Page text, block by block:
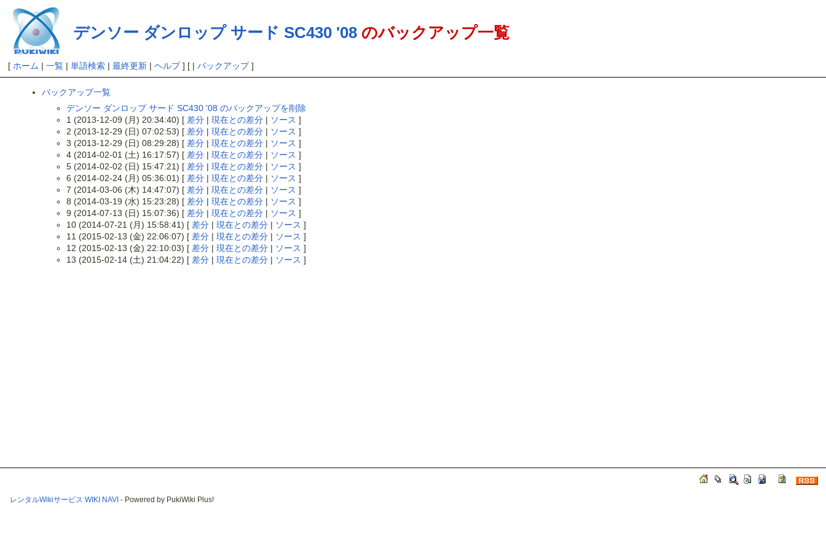
デンソー ダンロップ サード SC430 '08 のバックアップ一覧
[ ホーム |一覧 |単語検索 |最終更新 |ヘルプ] [ |バックアップ]
バックアップ一覧
デンソー ダンロップ サード SC430 '08 のバックアップを削除
1 (2013-12-09 (月) 20:34:40) [ 差分 | 現在との差分 | ソース ]
2 (2013-12-29 (日) 07:02:53) [ 差分 | 現在との差分 | ソース ]
3 (2013-12-29 (日) 08:29:28) [ 差分 | 現在との差分 | ソース ]
4 (2014-02-01 (土) 16:17:57) [ 差分 | 現在との差分 | ソース ]
5 (2014-02-02 (日) 15:47:21) [ 差分 | 現在との差分 | ソース ]
6 (2014-02-24 (月) 05:36:01) [ 差分 | 現在との差分 | ソース ]
7 (2014-03-06 (木) 14:47:07) [ 差分 | 現在との差分 | ソース ]
8 (2014-03-19 (水) 15:23:28) [ 差分 | 現在との差分 | ソース ]
9 (2014-07-13 (日) 15:07:36) [ 差分 | 現在との差分 | ソース ]
10 (2014-07-21 (月) 15:58:41) [ 差分 | 現在との差分 | ソース ]
11 (2015-02-13 (金) 22:06:07) [ 差分 | 現在との差分 | ソース ]
12 (2015-02-13 (金) 22:10:03) [ 差分 | 現在との差分 | ソース ]
13 (2015-02-14 (土) 21:04:22) [ 差分 | 現在との差分 | ソース ]
レンタルWikiサービス WIKI NAVI - Powered by PukiWiki Plus!